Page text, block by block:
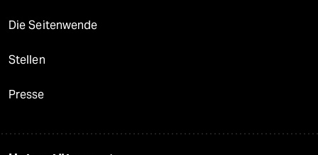
Die Seitenwende
Stellen
Presse